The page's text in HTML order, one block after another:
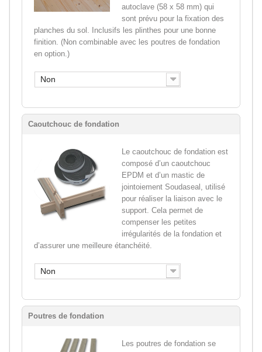
autoclave (58 x 58 mm) qui
sont prévu pour la fixation des
planches du sol. Inclusifs les plinthes pour une bonne
finition. (Non combinable avec les poutres de fondation
en option.)
Non
Caoutchouc de fondation
Le caoutchouc de fondation est
composé d’un caoutchouc
EPDM et d’un mastic de
jointoiement Soudaseal, utilisé
pour réaliser la liaison avec le
support. Cela permet de
compenser les petites
irrégularités de la fondation et
d’assurer une meilleure étanchéité.
Non
Poutres de fondation
Les poutres de fondation se